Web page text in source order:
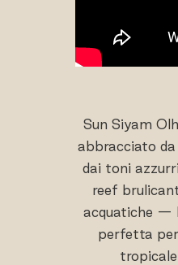
Sun Siyam
abbracciato da
dai toni
reef
acquatiche —
perfetta
tropicale